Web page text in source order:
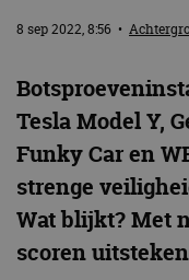
8 sep 2022, 8:56 •
Tesla Model Y,
Funky Car en
strenge
Wat blijkt? Met
scoren